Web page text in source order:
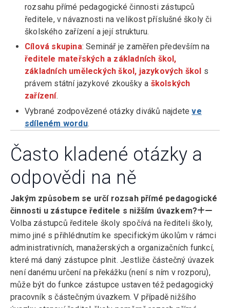
rozsahu přímé pedagogické činnosti zástupců
ředitele, v návaznosti na velikost příslušné školy či
školského zařízení a její strukturu.
Cílová skupina: Seminář je zaměřen především na
ředitele mateřských a základních škol,
základních uměleckých škol, jazykových škol s
právem státní jazykové zkoušky a školských
zařízení.
Vybrané zodpovězené otázky diváků najdeteve
sdíleném wordu.
Často kladené otázky a
odpovědi na ně
Jakým způsobem se určí rozsah přímé pedagogické
činnosti u zástupce ředitele s nižším úvazkem?
Volba zástupců ředitele školy spočívá na řediteli školy,
mimo jiné s přihlédnutím ke specifickým úkolům v rámci
administrativních, manažerských a organizačních funkcí,
které má daný zástupce plnit. Jestliže částečný úvazek
není danému určení na překážku (není s ním v rozporu),
může být do funkce zástupce ustaven též pedagogický
pracovník s částečným úvazkem. V případě nižšího